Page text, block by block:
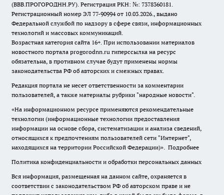
(ВВВ.ПРОГОРОДНН.РУ). Регистрация РКН: №: 7378360181.
Регистрационный номер ЭЛ 77-90994 от 10.03.2026., выдано
Федеральной службой по надзору в сфере связи, информационных
технологий и массовых коммуникаций.
Возрастная категория сайта 16+. При использовании материалов
новостного портала progorodnn.ru гиперссылка на ресурс
обязательна, в противном случае будут применены нормы
законодательства РФ об авторских и смежных правах.
Редакция портала не несет ответственности за комментарии
пользователей, а также материалы рубрики "народные новости".
«На информационном ресурсе применяются рекомендательные
технологии (информационные технологии предоставления
информации на основе сбора, систематизации и анализа сведений,
относящихся к предпочтениям пользователей сети "Интернет",
находящихся на территории Российской Федерации)». Подробнее
Политика конфиденциальности и обработки персональных данных
Вся информация, размещенная на данном сайте, охраняется в
соответствии с законодательством РФ об авторском праве и не